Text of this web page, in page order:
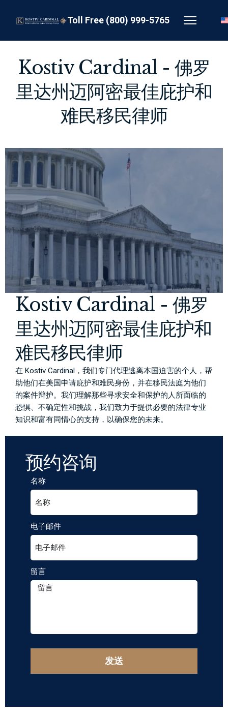
Toll Free (800) 999-5765
Kostiv Cardinal - 佛罗
里达州迈阿密最佳庇护和
难民移民律师
Kostiv Cardinal - 佛罗
里达州迈阿密最佳庇护和
难民移民律师
在 Kostiv Cardinal，我们专门代理逃离本国迫害的个人，帮
助他们在美国申请庇护和难民身份，并在移民法庭为他们
的案件辩护。我们理解那些寻求安全和保护的人所面临的
恐惧、不确定性和挑战，我们致力于提供必要的法律专业
知识和富有同情心的支持，以确保您的未来。
预约咨询
名称
电子邮件
留言
发送